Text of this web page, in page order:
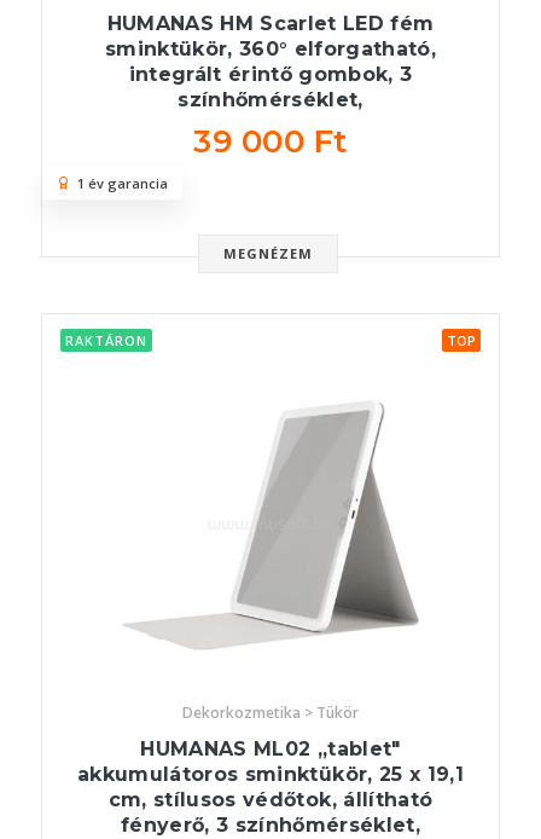
HUMANAS HM Scarlet LED fém
sminktükör, 360° elforgatható,
integrált érintő gombok, 3
színhőmérséklet,
39 000 Ft
MEGNÉZEM
1 év garancia
RAKTÁRON TOP
Dekorkozmetika > Tükör
HUMANAS ML02 ,,tablet"
akkumulátoros sminktükör, 25 x 19,1
cm, stílusos védőtok, állítható
fényerő, 3 színhőmérséklet,